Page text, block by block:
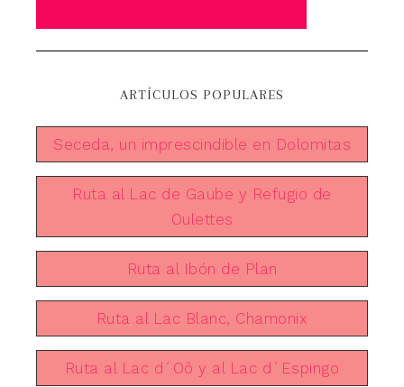
ARTÍCULOS POPULARES
Seceda, un imprescindible en Dolomitas
Ruta al Lac de Gaube y Refugio de
Oulettes
Ruta al Ibón de Plan
Ruta al Lac Blanc, Chamonix
Ruta al Lac d´Oô y al Lac d´Espingo